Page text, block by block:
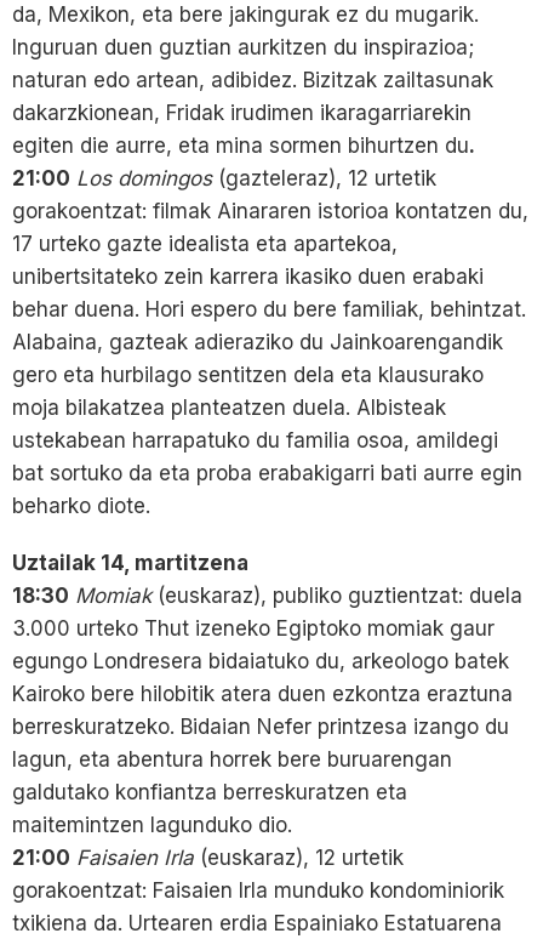
da, Mexikon, eta bere jakingurak ez du mugarik.
Inguruan duen guztian aurkitzen du inspirazioa;
naturan edo artean, adibidez. Bizitzak zailtasunak
dakarzkionean, Fridak irudimen ikaragarriarekin
egiten die aurre, eta mina sormen bihurtzen du.
21:00 Los domingos(gazteleraz), 12 urtetik
gorakoentzat: filmak Ainararen istorioa kontatzen du,
17 urteko gazte idealista eta apartekoa,
unibertsitateko zein karrera ikasiko duen erabaki
behar duena. Hori espero du bere familiak, behintzat.
Alabaina, gazteak adieraziko du Jainkoarengandik
gero eta hurbilago sentitzen dela eta klausurako
moja bilakatzea planteatzen duela. Albisteak
ustekabean harrapatuko du familia osoa, amildegi
bat sortuko da eta proba erabakigarri bati aurre egin
beharko diote.
Uztailak 14, martitzena
18:30 Momiak(euskaraz), publiko guztientzat: duela
3.000 urteko Thut izeneko Egiptoko momiak gaur
egungo Londresera bidaiatuko du, arkeologo batek
Kairoko bere hilobitik atera duen ezkontza eraztuna
berreskuratzeko. Bidaian Nefer printzesa izango du
lagun, eta abentura horrek bere buruarengan
galdutako konfiantza berreskuratzen eta
maitemintzen lagunduko dio.
21:00 Faisaien Irla (euskaraz), 12 urtetik
gorakoentzat: Faisaien Irla munduko kondominiorik
txikiena da. Urtearen erdia Espainiako Estatuarena